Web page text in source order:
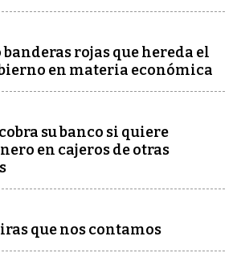
banderas rojas que hereda el
en materia económica
su banco si quiere
en cajeros de otras
que nos contamos